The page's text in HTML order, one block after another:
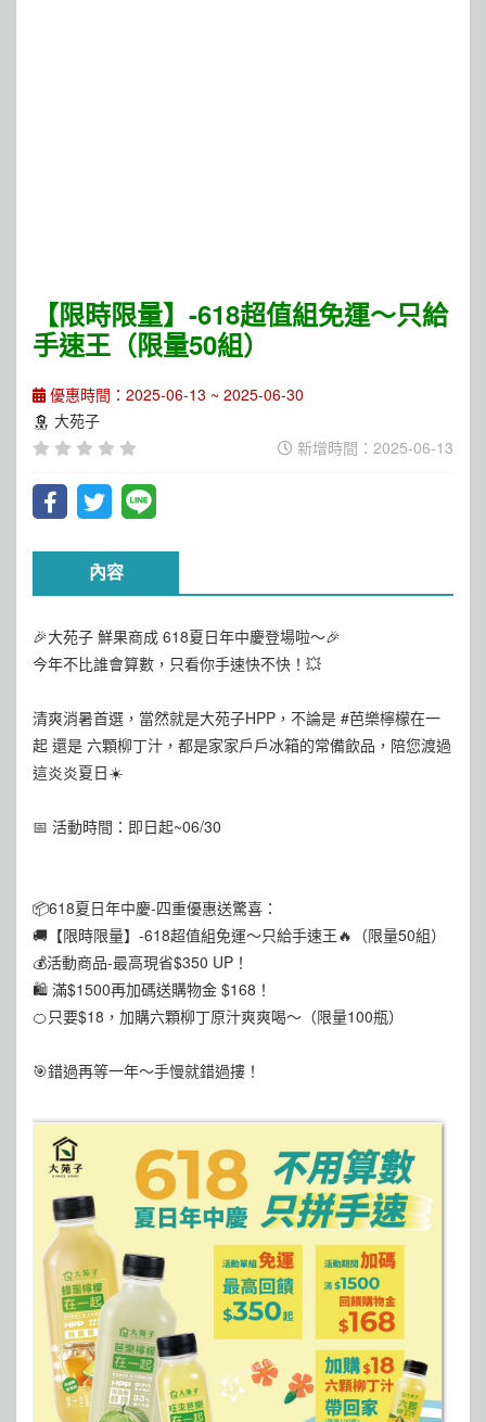
【限時限量】-618超值組免運～只給
手速王（限量50組）
優惠時間：2025-06-13 ~ 2025-06-30
大苑子
新增時間：2025-06-13
內容
🎉大苑子 鮮果商成 618夏日年中慶登場啦～🎉
今年不比誰會算數，只看你手速快不快！💥
清爽消暑首選，當然就是大苑子HPP，不論是 #芭樂檸檬在一
起 還是 六顆柳丁汁，都是家家戶戶冰箱的常備飲品，陪您渡過
這炎炎夏日☀️
📅 活動時間：即日起~06/30
📦618夏日年中慶-四重優惠送驚喜：
🚚【限時限量】-618超值組免運～只給手速王🔥（限量50組）
💰活動商品-最高現省$350 UP！
🛍 滿$1500再加碼送購物金 $168！
🍊只要$18，加購六顆柳丁原汁爽爽喝～（限量100瓶）
🎯錯過再等一年～手慢就錯過摟！